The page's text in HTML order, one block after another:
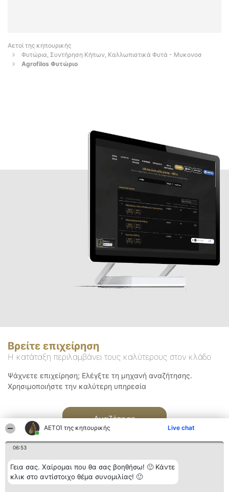
ΑΕΤΟΊ της κηπουρικής Live chat
06:53
Γεια σας. Χαίρομαι που θα σας βοηθήσω! 🙂 Κάντε
κλικ στο αντίστοιχο θέμα συνομιλίας! 🙂
Αετοί της κηπουρικής
Φυτώρια, Συντήρηση Κήπων, Καλλωπιστικά Φυτά - Μυκονοσ
Agrofilos Φυτώριο
Βρείτε επιχείρηση
Η κατάταξη περιλαμβάνει τους καλύτερους στον κλάδο
Ψάχνετε επιχείρηση; Ελέγξτε τη μηχανή αναζήτησης.
Χρησιμοποιήστε την καλύτερη υπηρεσία
Αναζήτηση